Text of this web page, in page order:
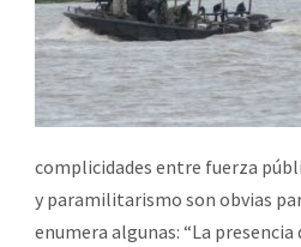
complicidades entre fuerza
y paramilitarismo son obvias
enumera algunas: “La